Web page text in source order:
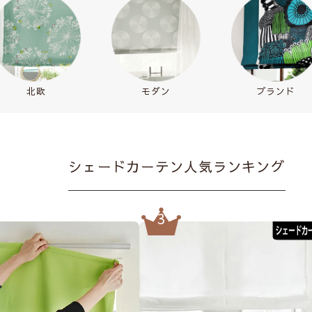
北欧 モダン ブランド
シェードカーテン人気ランキング